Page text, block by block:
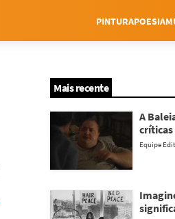
PINTURAPOESIA
Mais recente
A
Equipe